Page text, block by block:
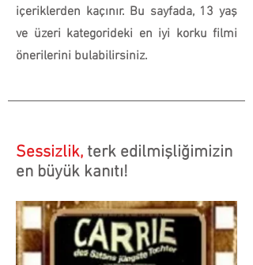
içeriklerden kaçınır. Bu sayfada, 13 yaş
ve üzeri kategorideki en iyi korku filmi
önerilerini bulabilirsiniz.
Sessizlik, terk edilmişliğimizin
en büyük kanıtı!